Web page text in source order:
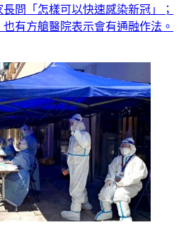
問「怎樣可以快速感染新冠」；
有方艙醫院表示會有通融作法。